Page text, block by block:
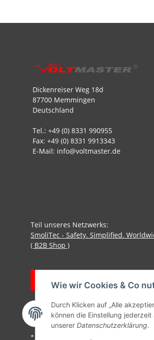
Wie wir Cookies & Co
Durch Klicken auf „Alle
können die Einstellung
unserer Datenschutzerklärung.
Dickenreiser Weg 18d
87700 Memmingen
Deutschland
Tel.: +49 (0) 8331 990955
Fax: +49 (0) 8331 9913343
E-Mail: info@voltmaster.de
Teil unseres Netzwerks:
SmoliTec - Safety. Simplified.
( B2B Shop )
Vertrag widerrufen
* Alle Preise inkl. gesetzlicher USt., zzgl.